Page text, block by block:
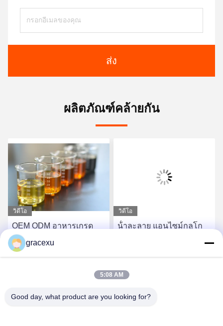
ส่ง
ผลิตภัณฑ์คล้ายกัน
วิดีโอ
OEM ODM อาหารเกรด
Enzymes Catalase ผง
Improver สารลด
หา ราคา ที่ ดี ที่สุด
วิดีโอ
น้ําละลาย แอนไซม์กลูโก
gracexu
5:08 AM
Good day, what product are you looking for?